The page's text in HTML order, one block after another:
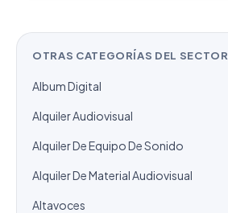
OTRAS CATEGORÍAS DEL SECTOR
Album Digital
Alquiler Audiovisual
Alquiler De Equipo De Sonido
Alquiler De Material Audiovisual
Altavoces